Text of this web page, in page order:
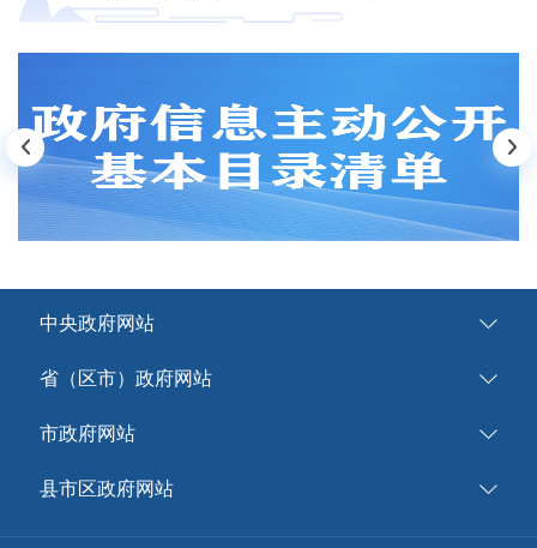
中央政府网站
省（区市）政府网站
市政府网站
县市区政府网站